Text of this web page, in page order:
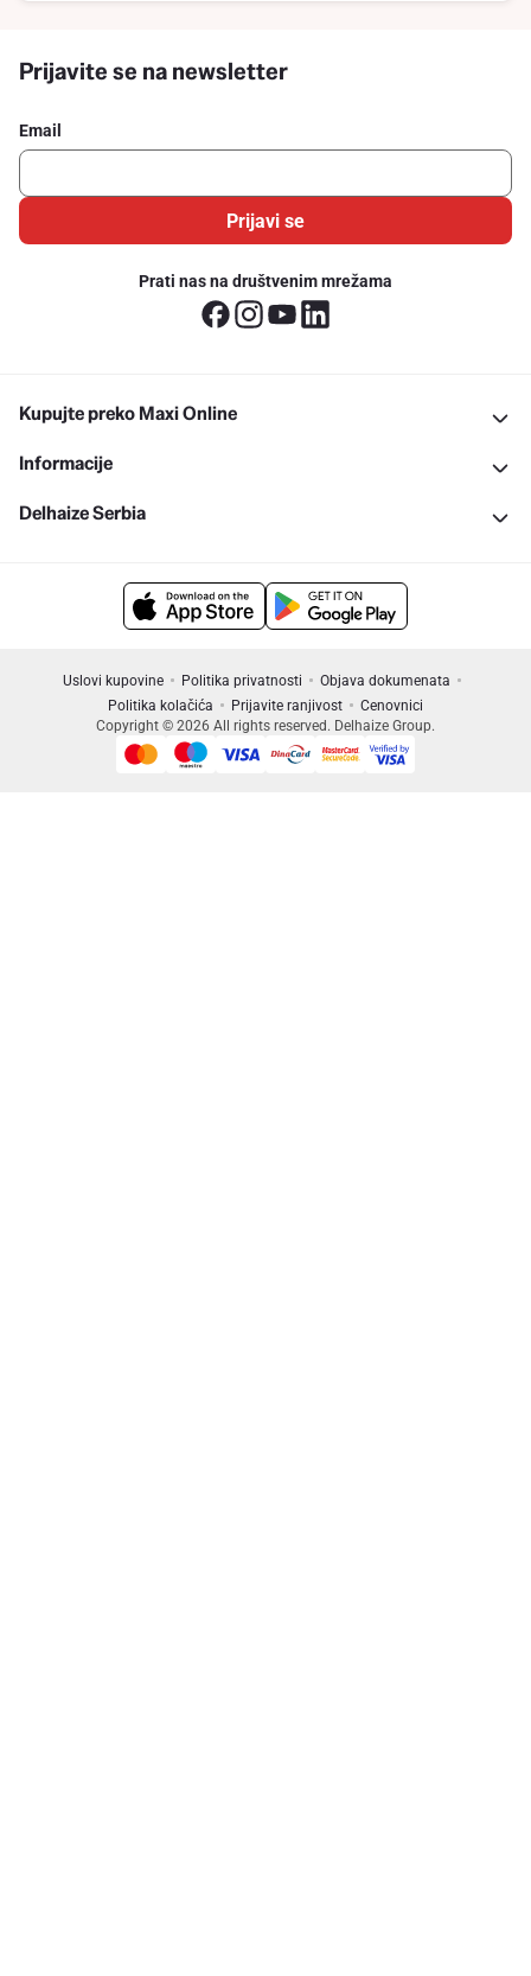
Prijavite se na newsletter
Email
Prijavi se
Prati nas na društvenim mrežama
Kupujte preko Maxi Online
Informacije
Delhaize Serbia
Uslovi kupovine Politika privatnosti
Objava dokumenata
Politika kolačića
Prijavite ranjivost
Cenovnici
Copyright © 2026 All rights reserved. Delhaize Group.